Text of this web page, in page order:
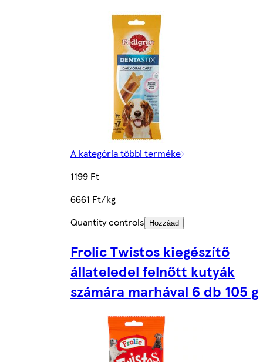
A kategória többi terméke
1199 Ft
6661 Ft/kg
Quantity controls
Hozzáad
Frolic Twistos kiegészítő
állateledel felnőtt kutyák
számára marhával 6 db 105 g